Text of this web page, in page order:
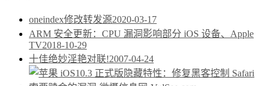
oneindex修改转发源2020-03-17
ARM 安全更新：CPU 漏洞影响部分 iOS 设备、Apple
TV2018-10-29
十佳绝妙淫艳对联!2007-04-24